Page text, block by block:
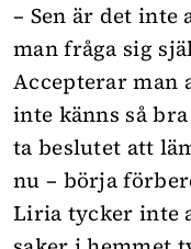
– Sen är det
man fråga sig
Accepterar man
inte känns så
ta beslutet att
nu – börja
Liria tycker inte